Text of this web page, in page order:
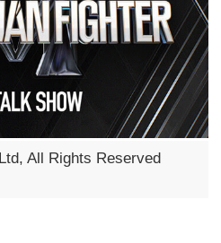
All Rights Reserved